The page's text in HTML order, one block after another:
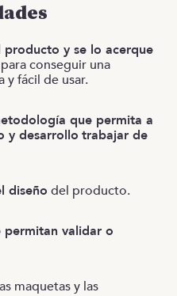
y se lo acerque
para conseguir una
y fácil de usar.
que permita a
y desarrollo trabajar de
diseño del producto.
permitan validar o
maquetas y las